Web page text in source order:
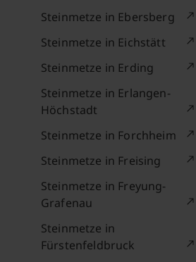
Steinmetze in Ebersberg
Steinmetze in Eichstätt
Steinmetze in Erding
Steinmetze in Erlangen-
Höchstadt
Steinmetze in Forchheim
Steinmetze in Freising
Steinmetze in Freyung-
Grafenau
Steinmetze in
Fürstenfeldbruck